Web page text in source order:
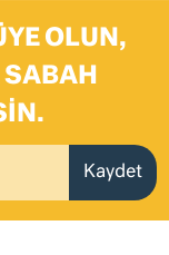
OLUN,
Kaydet